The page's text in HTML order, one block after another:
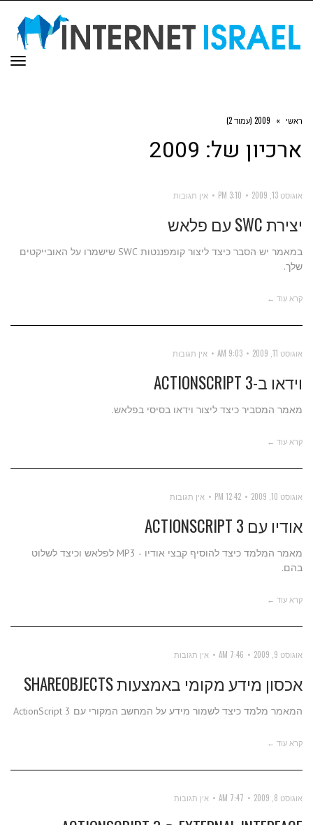
ראשי » 2009 (עמוד 2)
ארכיון של: 2009
אוגוסט 13, 2009 3:10 PM אין תגובות
יצירת SWC עם פלאש
במאמר יש הסבר כיצד ליצור קומפננטות SWC שישמרו על האובייקטים
שלך.
קרא עוד ←
אוגוסט 11, 2009 9:03 AM אין תגובות
וידאו ב-ACTIONSCRIPT 3
מאמר המסביר כיצד ליצור וידאו בסיסי בפלאש.
קרא עוד ←
אוגוסט 10, 2009 12:42 PM אין תגובות
אודיו עם ACTIONSCRIPT 3
מאמר המלמד כיצד להוסיף קבצי אודיו - MP3 לפלאש וכיצד לשלוט
בהם.
קרא עוד ←
אוגוסט 9, 2009 7:46 AM אין תגובות
אכסון מידע מקומי באמצעות SHAREOBJECTS
המאמר מלמד כיצד לשמור מידע על המחשב המקורי עם ActionScript 3
קרא עוד ←
אוגוסט 8, 2009 7:47 AM אין תגובות